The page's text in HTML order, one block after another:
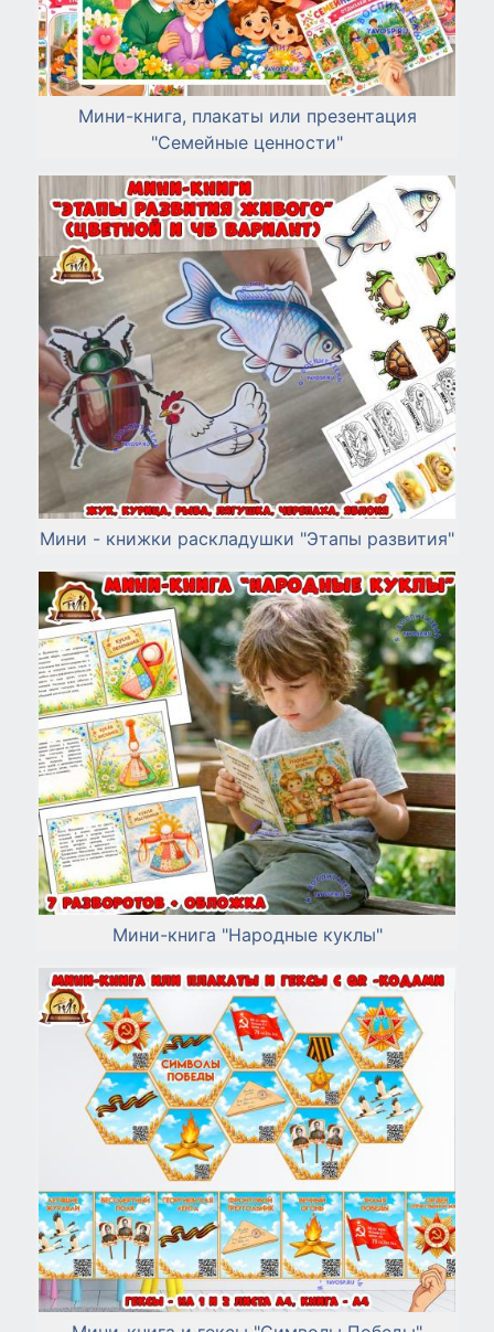
Мини-книга, плакаты или презентация
"Семейные ценности"
Мини - книжки раскладушки "Этапы развития"
Мини-книга "Народные куклы"